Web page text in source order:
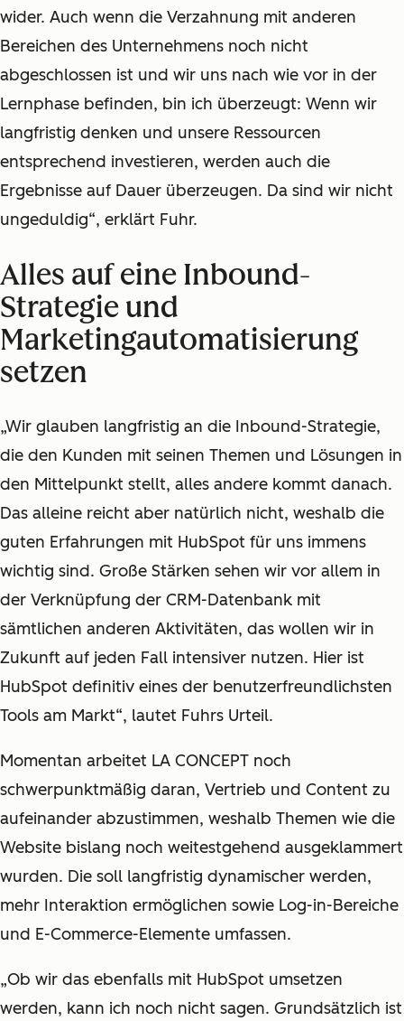
wider. Auch wenn die Verzahnung mit anderen
Bereichen des Unternehmens noch nicht
abgeschlossen ist und wir uns nach wie vor in der
Lernphase befinden, bin ich überzeugt: Wenn wir
langfristig denken und unsere Ressourcen
entsprechend investieren, werden auch die
Ergebnisse auf Dauer überzeugen. Da sind wir nicht
ungeduldig“, erklärt Fuhr.
Alles auf eine Inbound-
Strategie und
Marketingautomatisierung
setzen
„Wir glauben langfristig an die Inbound-Strategie,
die den Kunden mit seinen Themen und Lösungen in
den Mittelpunkt stellt, alles andere kommt danach.
Das alleine reicht aber natürlich nicht, weshalb die
guten Erfahrungen mit HubSpot für uns immens
wichtig sind. Große Stärken sehen wir vor allem in
der Verknüpfung der CRM-Datenbank mit
sämtlichen anderen Aktivitäten, das wollen wir in
Zukunft auf jeden Fall intensiver nutzen. Hier ist
HubSpot definitiv eines der benutzerfreundlichsten
Tools am Markt“, lautet Fuhrs Urteil.
Momentan arbeitet LA CONCEPT noch
schwerpunktmäßig daran, Vertrieb und Content zu
aufeinander abzustimmen, weshalb Themen wie die
Website bislang noch weitestgehend ausgeklammert
wurden. Die soll langfristig dynamischer werden,
mehr Interaktion ermöglichen sowie Log-in-Bereiche
und E-Commerce-Elemente umfassen.
„Ob wir das ebenfalls mit HubSpot umsetzen
werden, kann ich noch nicht sagen. Grundsätzlich ist